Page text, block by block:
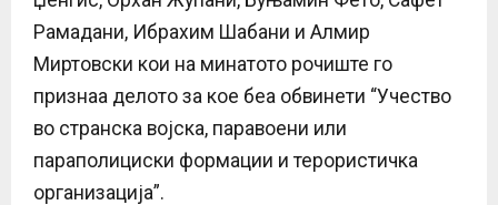
Рамадани, Ибрахим Шабани и Алмир
Миртовски кои на минатото рочиште го
признаа делото за кое беа обвинети “Учество
во странска војска, паравоени или
параполициски формации и терористичка
организација”.